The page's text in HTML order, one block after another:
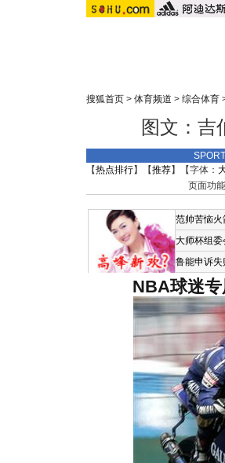
搜狐首页 > 体育频道 > 综合体育
图文：吉
【热点排行】【推荐】【字体：
页面功
范帅苦恼火
大师杯组
鲁能申诉
NBA球迷